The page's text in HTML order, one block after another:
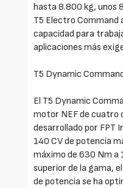
hasta 8.800 kg, unos
T5 Electro
capacidad para
aplicaciones más
T5 Dynamic
El T5 Dynamic
motor NEF de cuatro
desarrollado por FPT
140 CV de potencia
máximo de 630 Nm a
superior de la gama,
de potencia se ha